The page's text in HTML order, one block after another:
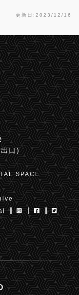
更新日:2023/12/16
口)
SPACE